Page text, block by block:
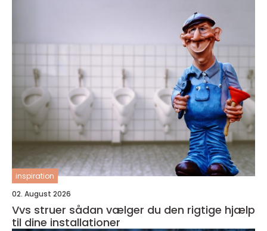
inspiration
02. August 2026
Vvs struer sådan vælger du den rigtige hjælp
til dine installationer